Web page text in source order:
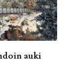
auki